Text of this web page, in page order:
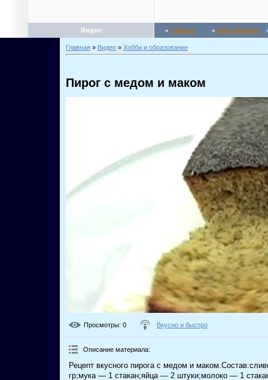
Видео Главная Мой профиль
Главная » Видео » Хобби и образование
Пирог с медом и маком
Просмотры: 0 Вкусно и быстро
Описание материала:
Рецепт вкусного пирога с медом и
гр;мука — 1 стакан;яйца — 2 штуки;молоко — 1